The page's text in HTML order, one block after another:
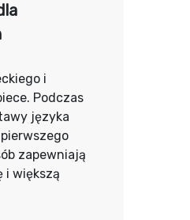
i
Podczas
języka
zapewniają
i większą